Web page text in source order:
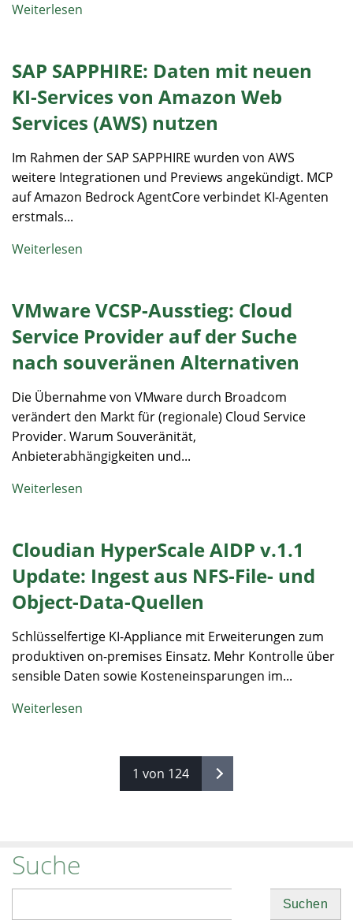
Weiterlesen
SAP SAPPHIRE: Daten mit neuen
KI-Services von Amazon Web
Services (AWS) nutzen
Im Rahmen der SAP SAPPHIRE wurden von AWS
weitere Integrationen und Previews angekündigt. MCP
auf Amazon Bedrock AgentCore verbindet KI-Agenten
erstmals...
Weiterlesen
VMware VCSP-Ausstieg: Cloud
Service Provider auf der Suche
nach souveränen Alternativen
Die Übernahme von VMware durch Broadcom
verändert den Markt für (regionale) Cloud Service
Provider. Warum Souveränität,
Anbieterabhängigkeiten und...
Weiterlesen
Cloudian HyperScale AIDP v.1.1
Update: Ingest aus NFS-File- und
Object-Data-Quellen
Schlüsselfertige KI-Appliance mit Erweiterungen zum
produktiven on-premises Einsatz. Mehr Kontrolle über
sensible Daten sowie Kosteneinsparungen im...
Weiterlesen
1 von 124
Suche